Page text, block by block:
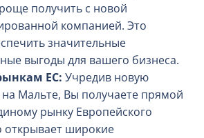
получить с новой
компанией. Это
значительные
выгоды для вашего бизнеса.
ЕС: Учредив новую
Мальте, Вы получаете прямой
рынку Европейского
открывает широкие